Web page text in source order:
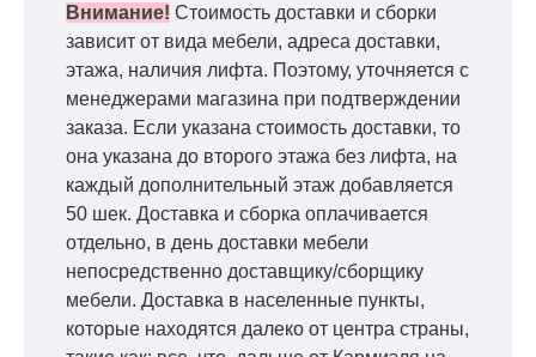
Внимание! Стоимость доставки и сборки
зависит от вида мебели, адреса доставки,
этажа, наличия лифта. Поэтому, уточняется с
менеджерами магазина при подтверждении
заказа. Если указана стоимость доставки, то
она указана до второго этажа без лифта, на
каждый дополнительный этаж добавляется
50 шек. Доставка и сборка оплачивается
отдельно, в день доставки мебели
непосредственно доставщику/сборщику
мебели. Доставка в населенные пункты,
которые находятся далеко от центра страны,